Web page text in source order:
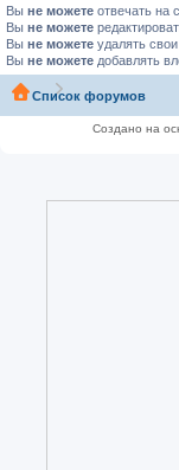
Вы не можете отвечать на
Вы не можете
Вы не можете удалять
Вы не можете добавлять
Список форумов
Создано на